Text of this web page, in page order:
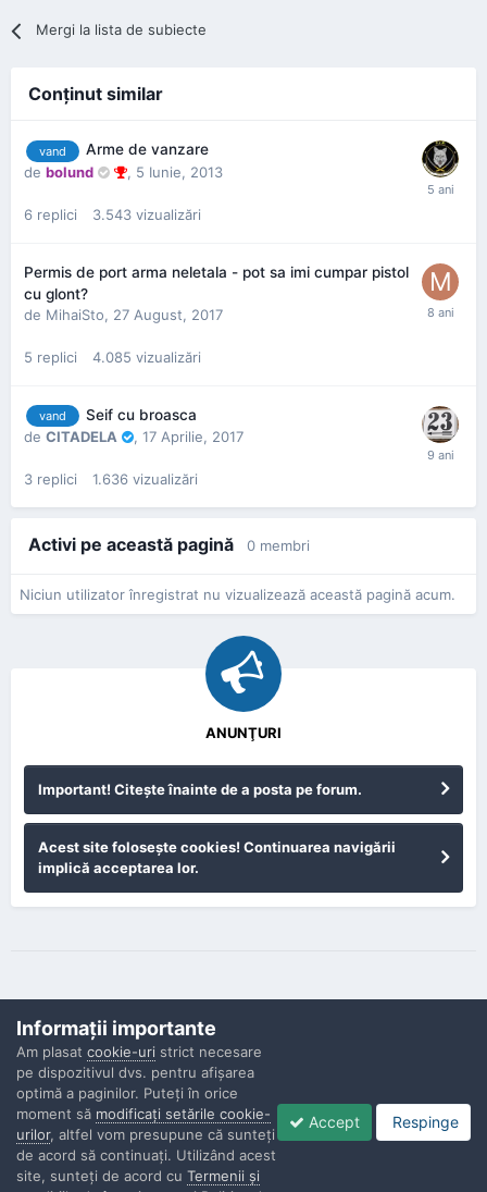
Mergi la lista de subiecte
Conţinut similar
vand
Arme de vanzare
de bolund , 5 Iunie, 2013
6 replici 3.543 vizualizări
Permis de port arma neletala - pot sa imi cumpar pistol
cu glont?
de MihaiSto, 27 August, 2017
5 replici 4.085 vizualizări
vand
Seif cu broasca
de CITADELA , 17 Aprilie, 2017
3 replici 1.636 vizualizări
Activi pe această pagină 0 membri
Niciun utilizator înregistrat nu vizualizează această pagină acum.
ANUNŢURI
Important! Citeşte înainte de a posta pe forum.
Acest site foloseşte cookies! Continuarea navigării
implică acceptarea lor.
Confidenţialitate Contactaţi-ne
Copyright © Politisti.ro, 2010 - 2026
Powered by Invision Community
Informaţii importante
Am plasat cookie-uri strict necesare
pe dispozitivul dvs. pentru afişarea
optimă a paginilor. Puteţi în orice
moment să modificaţi setările cookie-
urilor, altfel vom presupune că sunteţi
de acord să continuaţi. Utilizând acest
site, sunteţi de acord cu Termenii şi
Accept Respinge